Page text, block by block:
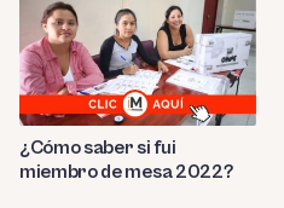
¿Cómo saber si fui
miembro de mesa 2022?